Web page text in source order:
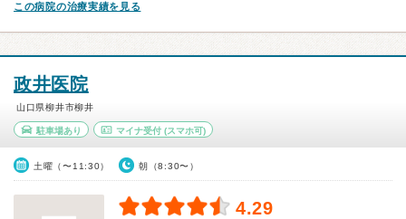
この病院の治療実績を見る
政井医院
山口県柳井市柳井
駐車場あり マイナ受付(スマホ可)
土曜（〜11:30） 朝（8:30〜）
4.29